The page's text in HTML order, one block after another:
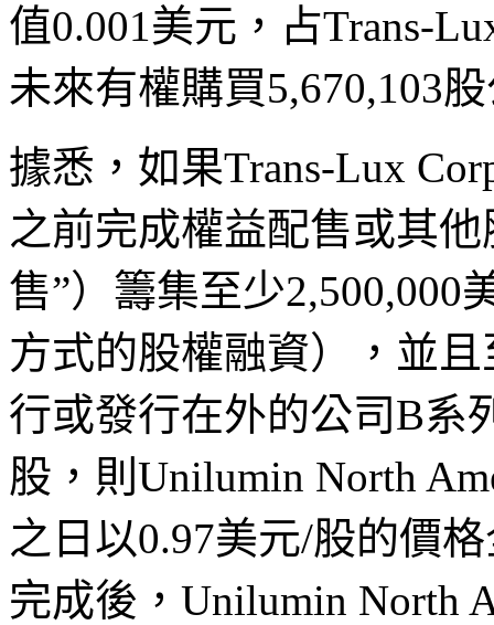
值0.001美元，占Trans-
未來有權購買5,670,103
據悉，如果Trans-Lux
之前完成權益配售或其
售”）籌集至少2,500,000
方式的股權融資），並
行或發行在外的公司B系
股，則Unilumin North
之日以0.97美元/股的價
完成後，Unilumin North